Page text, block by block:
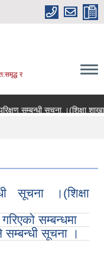
र
सम्बन्धी सूचना ।(शिक्षा शाखा)
सूचना ।(शिक्षा
सम्बन्धमा
सूचना ।